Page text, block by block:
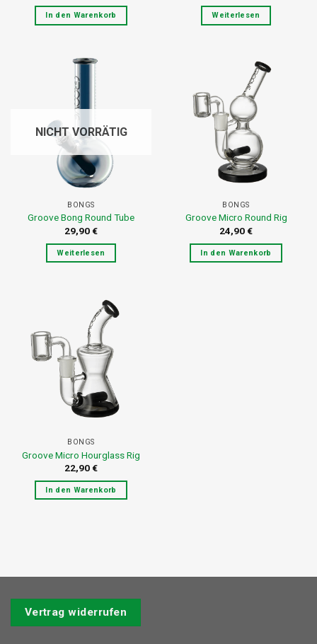
In den Warenkorb Weiterlesen
NICHT VORRÄTIG
BONGS
Groove Bong Round Tube
29,90€
Weiterlesen
BONGS
Groove Micro Round Rig
24,90€
In den Warenkorb
BONGS
Groove Micro Hourglass Rig
22,90€
In den Warenkorb
Vertrag widerrufen